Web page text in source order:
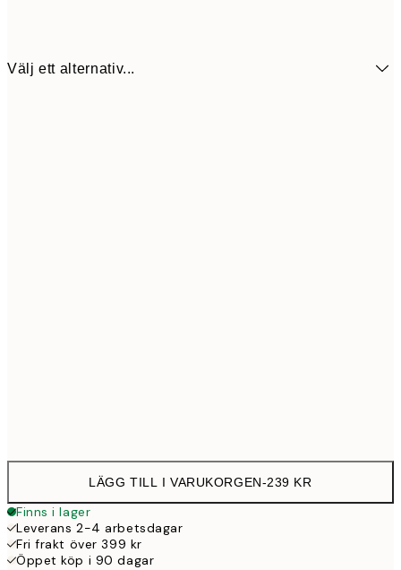
Välj ett alternativ...
LÄGG TILL I VARUKORGEN-239 KR
Finns i lager
Leverans 2-4 arbetsdagar
Fri frakt över 399 kr
Öppet köp i 90 dagar